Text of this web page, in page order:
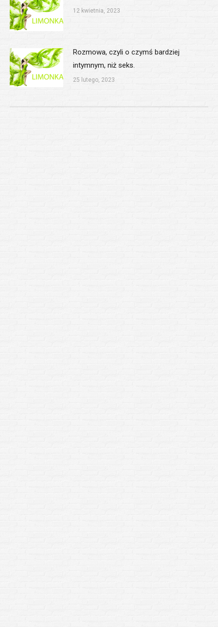
12 kwietnia, 2023
Rozmowa, czyli o czymś bardziej
intymnym, niż seks.
25 lutego, 2023